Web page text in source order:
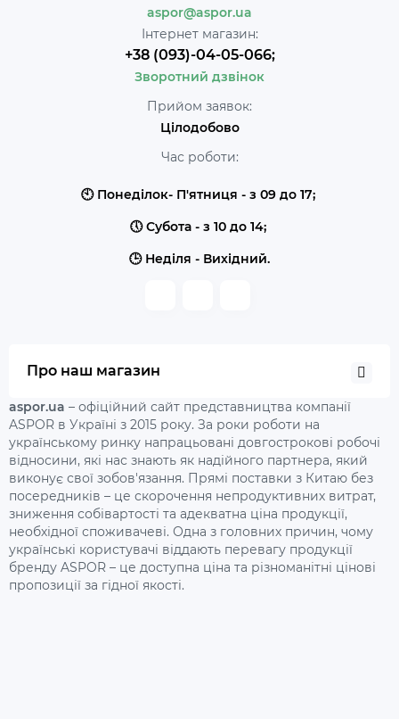
aspor@aspor.ua
Інтернет магазин:
+38 (093)-04-05-066;
Зворотний дзвінок
Прийом заявок:
Цілодобово
Час роботи:
🕙 Понеділок- П'ятниця - з 09 до 17;
🕔 Субота - з 10 до 14;
🕒 Неділя - Вихідний.
Про наш магазин
aspor.ua – офіційний сайт представництва компанії
ASPOR в Україні з 2015 року. За роки роботи на
українському ринку напрацьовані довгострокові робочі
відносини, які нас знають як надійного партнера, який
виконує свої зобов'язання. Прямі поставки з Китаю без
посередників – це скорочення непродуктивних витрат,
зниження собівартості та адекватна ціна продукції,
необхідної споживачеві. Одна з головних причин, чому
українські користувачі віддають перевагу продукції
бренду ASPOR – це доступна ціна та різноманітні цінові
пропозиції за гідної якості.